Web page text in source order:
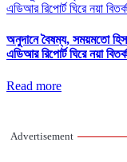
অনুদানে বৈষম্য, সময়মতো
এডিআর রিপোর্ট ঘিরে নয়া বিতর্ক
Read more
Advertisement